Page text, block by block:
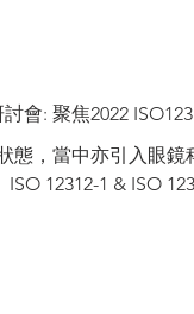
會: 聚焦2022
態，當中亦引入眼
如何掌握市場先機， 穩中求勝 ？ ISO